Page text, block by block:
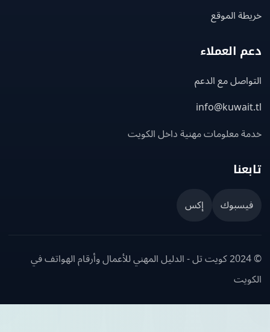
الموقع
العملاء
مع الدعم
معلومات مهنية داخل الكويت
إكس
© 2024 كويت تل - الدليل المهني للأعمال وأرقام الهواتف في